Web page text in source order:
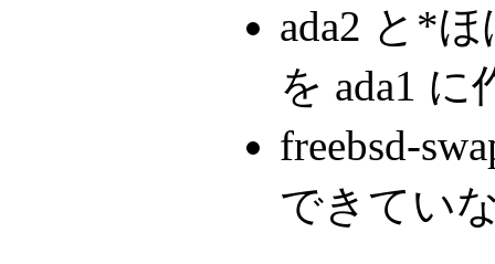
ada2 と*
を ada1
freebsd-
できてい